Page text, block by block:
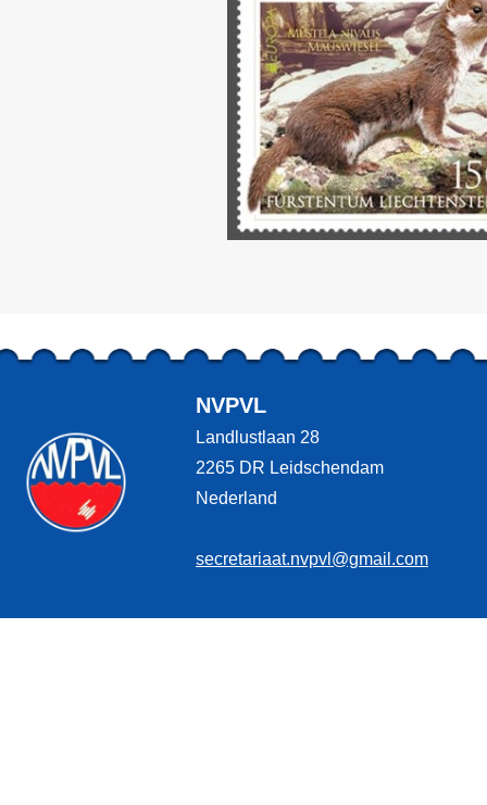
NVPVL
Landlustlaan 28
2265 DR Leidschendam
Nederland
secretariaat.nvpvl@gmail.com